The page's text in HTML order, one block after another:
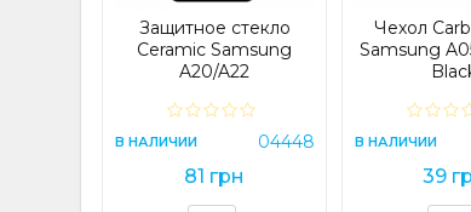
Защитное стекло
Ceramic Samsung
A20/A22
Black
В НАЛИЧИИ 04448
81 грн
Чехол
Samsung
В НАЛИЧИИ
39